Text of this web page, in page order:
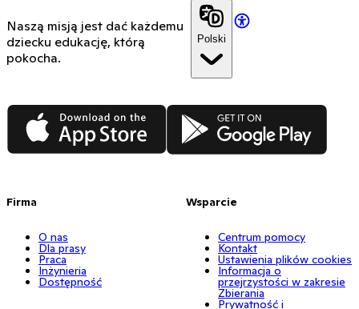
Naszą misją jest dać każdemu
dziecku edukację, którą
pokocha.
Polski
App Store Google Play
Firma
O nas
Dla prasy
Praca
Inżynieria
Dostępność
Wsparcie
Centrum pomocy
Kontakt
Ustawienia plików cookies
Informacja o
przejrzystości w zakresie
Zbierania
Prywatność i